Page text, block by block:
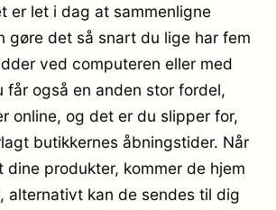
er let i dag at sammenligne
gøre det så snart du lige har fem
ved computeren eller med
får også en anden stor fordel,
online, og det er du slipper for,
butikkernes åbningstider. Når
dine produkter, kommer de hjem
alternativt kan de sendes til dig